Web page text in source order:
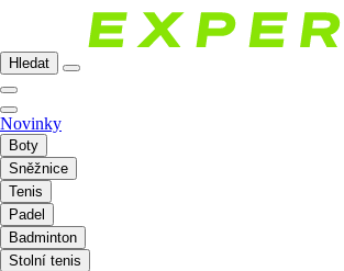
Hledat
Novinky
Boty
Sněžnice
Tenis
Padel
Badminton
Stolní tenis